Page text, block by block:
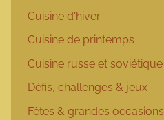
Cuisine d'hiver
Cuisine de printemps
Cuisine russe et soviétique
Défis, challenges & jeux
Fêtes & grandes occasions